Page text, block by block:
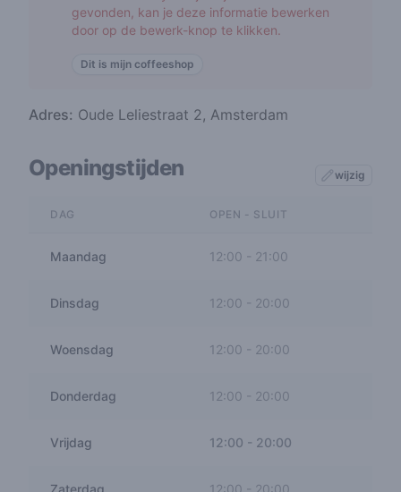
gevonden, kan je deze informatie bewerken
door op de bewerk-knop te klikken.
Dit is mijn coffeeshop
Adres: Oude Leliestraat 2, Amsterdam
Openingstijden wijzig
DAG OPEN - SLUIT
Maandag 12:00 - 21:00
Dinsdag 12:00 20:00
Woensdag 12:00 - 20:00
Donderdag 12:00 20:00
Vrijdag 12:00 - 20:00
Zaterdag 12:00 20:00